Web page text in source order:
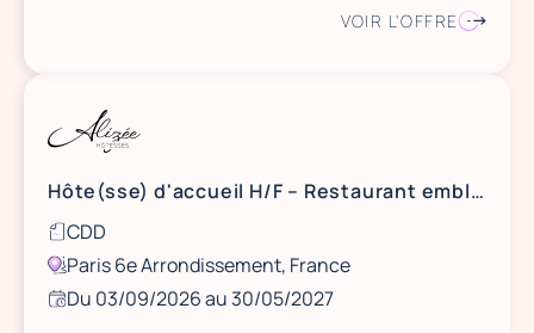
VOIR L'OFFRE
Hôte(sse) d'accueil H/F – Restaurant emblématique – 19h/semaine
CDD
Paris 6e Arrondissement, France
Du 03/09/2026 au 30/05/2027